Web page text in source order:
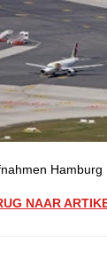
Hamburg
NAAR